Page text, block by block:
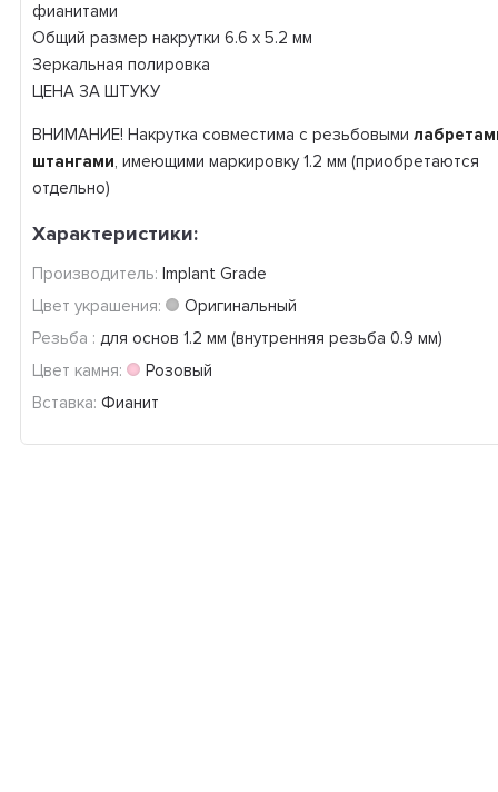
фианитами
Общий размер накрутки 6.6 х 5.2 мм
Зеркальная полировка
ЦЕНА ЗА ШТУКУ
ВНИМАНИЕ! Накрутка совместима с резьбовыми
штангами, имеющими маркировку 1.2 мм (приобретаются
отдельно)
Характеристики:
Производитель:Implant Grade
Цвет украшения:
Оригинальный
Резьба :для основ 1.2 мм (внутренняя резьба 0.9 мм)
Цвет камня:
Розовый
Вставка:Фианит